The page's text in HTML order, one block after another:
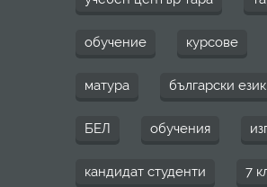
обучение курсове
матура български език
БЕЛ обучения
кандидат студенти 7